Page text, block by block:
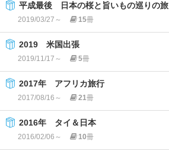
平成最後 日本の桜と旨いもの巡りの旅
2019/03/27～ 15冊
2019 米国出張
2019/11/17～ 5冊
2017年 アフリカ旅行
2017/08/16～ 21冊
2016年 タイ＆日本
2016/02/06～ 10冊